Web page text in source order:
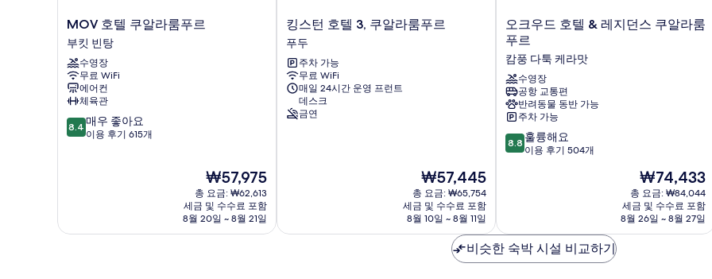
MOV
호
텔
쿠
알
라
룸
푸
르
MOV 호텔 쿠알라룸푸르
부킷 빈탕
수영장
무료 WiFi
에어컨
체육관
10
점
우
8.4 매우 좋아요
이용 후기 615개
현
재
요
금
₩57,975
₩57,975
총 요금: ₩62,613
세금 및 수수료 포함
8월 20일 ~ 8월 21일
킹
스
턴
호
텔
3,
쿠
알
킹스턴 호텔 3, 쿠알라룸푸르
푸두
주차 가능
무료 WiFi
매일 24시간 운영 프런트
데스크
금연
현
재
요
금
₩57,445
₩57,445
총 요금: ₩65,754
세금 및 수수료 포함
8월 10일 ~ 8월 11일
오
크
우
드
호
텔
&
레
지
던
푸
르
캄
오크우드 호텔 & 레지던스 쿠알라룸
푸르
캄풍 다툭 케라맛
수영장
공항 교통편
반려동물 동반 가능
주차 가능
10
점
훌
륭
해
8.8 훌륭해요
이용 후기 504개
현
재
요
금
₩74,433
₩74,433
총 요금: ₩84,044
세금 및 수수료 포함
8월 26일 ~ 8월 27일
비슷한 숙박 시설 비교하기